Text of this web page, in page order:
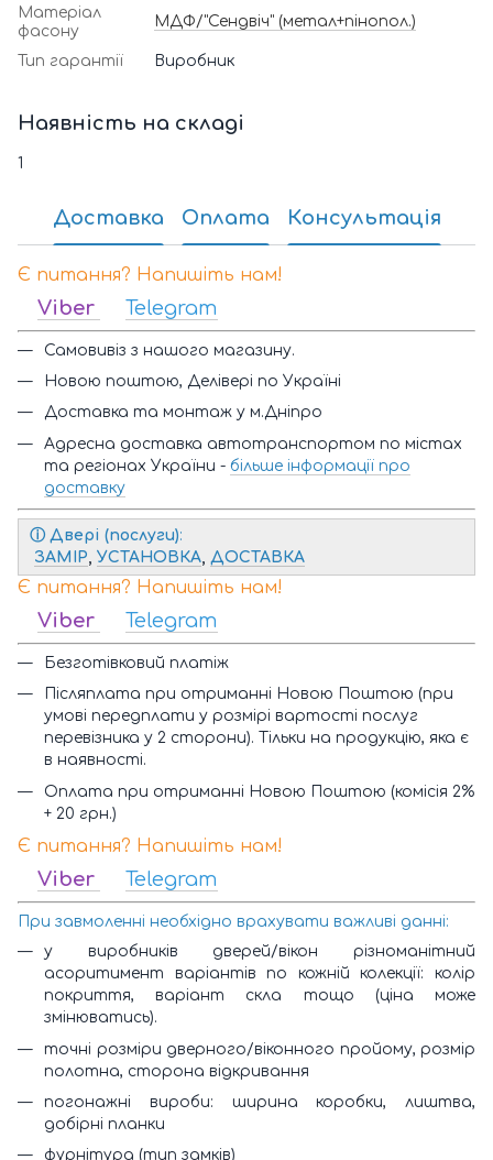
Матеріал
фасону
МДФ/"Сендвіч" (метал+пінопол.)
Тип гарантії Виробник
Наявність на складі
1
Доставка Оплата Консультація
Є питання? Напишіть нам!
Viber Telegram
Самовивіз з нашого магазину.
Новою поштою, Делівері по Україні
Доставка та монтаж у м.Дніпро
Адресна доставка автотранспортом по містах
та регіонах України - більше інформації про
доставку
ⓘ Двері (послуги):
ЗАМІР, УСТАНОВКА, ДОСТАВКА
Є питання? Напишіть нам!
Viber Telegram
Безготівковий платіж
Післяплата при отриманні Новою Поштою (при
умові передплати у розмірі вартості послуг
перевізника у 2 сторони). Тільки на продукцію, яка є
в наявності.
Оплата при отриманні Новою Поштою (комісія 2%
+ 20 грн.)
Є питання? Напишіть нам!
Viber Telegram
При завмоленні необхідно врахувати важливі данні:
у виробників дверей/вікон різноманітний
асоритимент варіантів по кожній колекції: колір
покриття, варіант скла тощо (ціна може
змінюватись).
точні розміри дверного/віконного пройому, розмір
полотна, сторона відкривання
погонажні вироби: ширина коробки, лиштва,
добірні планки
фурнітура (тип замків)